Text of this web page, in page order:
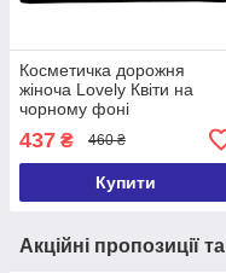
Косметичка дорожня
жіноча Lovely Квіти на
чорному фоні
437 ₴ 460 ₴
Купити
Акційні пропозиції